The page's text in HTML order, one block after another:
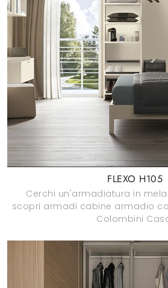
FLEXO H105
Cerchi un'armadiatura in
scopri armadi cabine armadio
Colombini